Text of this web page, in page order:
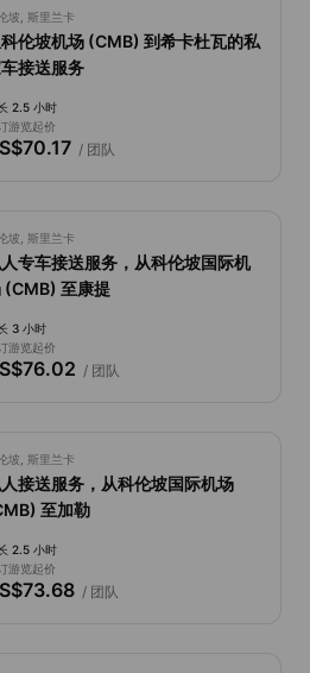
坡, 斯里兰卡
科伦坡机场 (CMB) 到希卡杜瓦的私
接送服务
2.5 小时
游览起价
/ 团队
坡, 斯里兰卡
专车接送服务，从科伦坡国际机
(CMB) 至康提
3 小时
游览起价
/ 团队
坡, 斯里兰卡
接送服务，从科伦坡国际机场
至加勒
2.5 小时
游览起价
/ 团队